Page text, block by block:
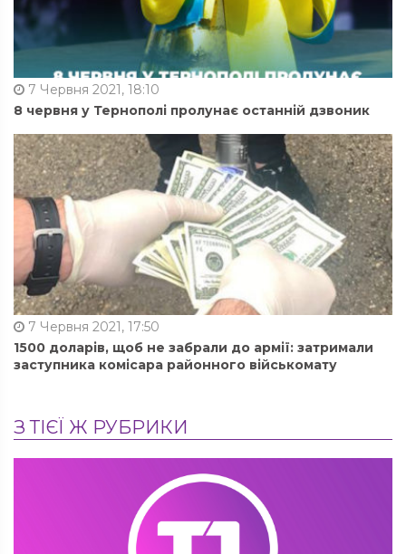
7 Червня 2021, 18:10
8 червня у Тернополі пролунає останній дзвоник
7 Червня 2021, 17:50
1500 доларів, щоб не забрали до армії: затримали
заступника комісара районного військомату
З ТІЄЇ Ж РУБРИКИ